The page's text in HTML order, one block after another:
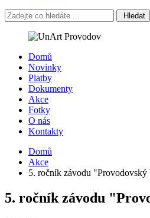
Hledat
Domů
Novinky
Platby
Dokumenty
Akce
Fotky
O nás
Kontakty
Domů
Akce
5. ročník závodu "Provodovský
5. ročník závodu